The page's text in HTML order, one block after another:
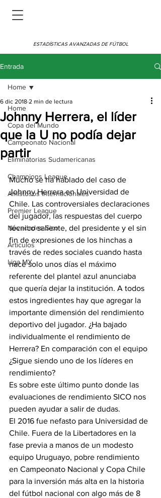
ESTADÍSTICAS AVANZADAS DE FÚTBOL
Entrada
Home
Copa del Mundo
Campeonato Nacional
Eliminatorias Sudamericanas
Champions League
Amistosos Internacionales
Premier League
Novedades Sico
Artículos
Liga MX
Home
Johnny Herrera, el líder
que la U no podía dejar
partir
6 dic 2018 2 min de lectura
Mucho se ha hablado del caso de
Johnny Herrera en Universidad de
Chile. Las controversiales declaraciones
del jugador, las respuestas del cuerpo
técnico saliente, del presidente y el sin
fin de expresiones de los hinchas a
través de redes sociales cuando hasta
hace solo unos días el máximo
referente del plantel azul anunciaba
que quería dejar la institución. A todos
estos ingredientes hay que agregar la
importante dimensión del rendimiento
deportivo del jugador. ¿Ha bajado
individualmente el rendimiento de
Herrera? En comparación con el equipo
¿Sigue siendo uno de los líderes en
rendimiento?
Es sobre este último punto donde las
evaluaciones de rendimiento SICO nos
pueden ayudar a salir de dudas.
El 2016 fue nefasto para Universidad de
Chile. Fuera de la Libertadores en la
fase previa a manos de un modesto
equipo Uruguayo, pobre rendimiento
en Campeonato Nacional y Copa Chile
para la inversión más alta en la historia
del fútbol nacional con algo más de 8